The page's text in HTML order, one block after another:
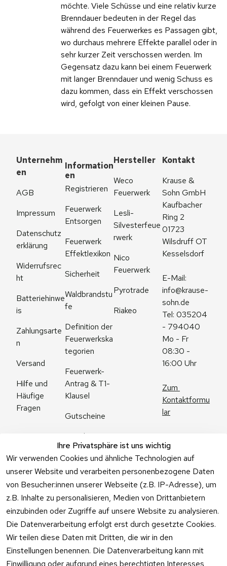
möchte. Viele Schüsse und eine relativ kurze
Brenndauer bedeuten in der Regel das
während des Feuerwerkes es Passagen gibt,
wo durchaus mehrere Effekte parallel oder in
sehr kurzer Zeit verschossen werden. Im
Gegensatz dazu kann bei einem Feuerwerk
mit langer Brenndauer und wenig Schuss es
dazu kommen, dass ein Effekt verschossen
wird, gefolgt von einer kleinen Pause.
Ihre Privatsphäre ist uns wichtig
Wir verwenden Cookies und ähnliche Technologien auf
unserer Website und verarbeiten personenbezogene Daten
von Besucher:innen unserer Webseite (z.B. IP-Adresse), um
z.B. Inhalte zu personalisieren, Medien von Drittanbietern
einzubinden oder Zugriffe auf unsere Website zu analysieren.
Die Datenverarbeitung erfolgt erst durch gesetzte Cookies.
Wir teilen diese Daten mit Dritten, die wir in den
Einstellungen benennen. Die Datenverarbeitung kann mit
Einwilligung oder aufgrund eines berechtigten Interesses
Unternehm
en
AGB
Impressum
Datenschutz
erklärung
Widerrufsrec
ht
Batteriehinwe
is
Zahlungsarte
n
Versand
Hilfe und
Häufige
Fragen
Information
en
Registrieren
Feuerwerk
Entsorgen
Feuerwerk
Effektlexikon
Sicherheit
Waldbrandstu
fe
Definition der
Feuerwerkska
tegorien
Feuerwerk-
Antrag & T1-
Klausel
Gutscheine
Angebote
Feuerwerk
Online kaufen
Hersteller
Weco
Feuerwerk
Lesli-
Silvesterfeue
rwerk
Nico
Feuerwerk
Pyrotrade
Riakeo
Kontakt
Krause &
Sohn GmbH
Kaufbacher
Ring 2
01723
Wilsdruff OT
Kesselsdorf
info@krause-
sohn.de
Tel: 035204
- 794040
Mo - Fr
08:30 -
16:00 Uhr
Zum
Kontaktformu
lar
Vertrag
widerrufen